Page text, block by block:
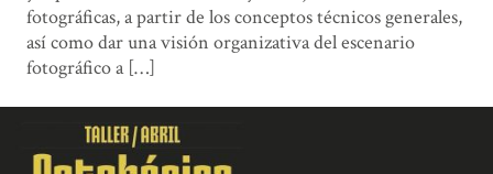
fotográficas, a partir de los conceptos técnicos generales,
así como dar una visión organizativa del escenario
fotográfico a […]